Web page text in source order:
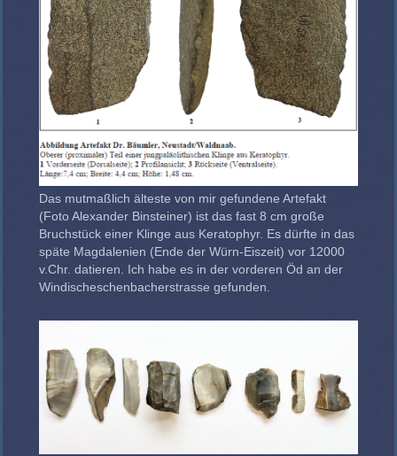
Das mutmaßlich älteste von mir gefundene Artefakt
(Foto Alexander Binsteiner) ist das fast 8 cm große
Bruchstück einer Klinge aus Keratophyr. Es dürfte in das
späte Magdalenien (Ende der Würn-Eiszeit) vor 12000
v.Chr. datieren. Ich habe es in der vorderen Öd an der
Windischeschenbacherstrasse gefunden.